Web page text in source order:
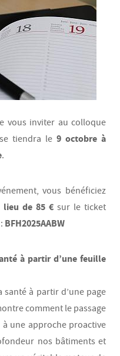
vous inviter au colloque
tiendra le 9 octobre à
.
vous bénéficiez
lieu de 85 € sur le ticket
BFH2025AABW
à partir d’une feuille
à partir d’une page
comment le passage
une approche proactive
nos bâtiments et